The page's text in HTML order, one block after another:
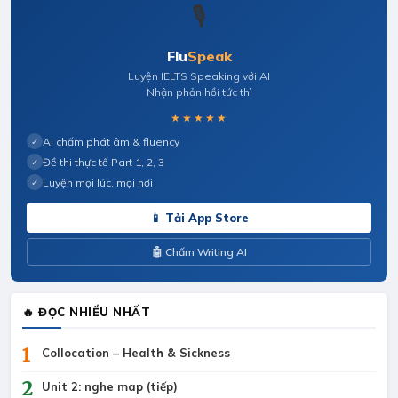
🎙️
FluSpeak
Luyện IELTS Speaking với AI
Nhận phản hồi tức thì
★★★★★
✓ AI chấm phát âm & fluency
✓ Đề thi thực tế Part 1, 2, 3
✓ Luyện mọi lúc, mọi nơi
📱 Tải App Store
🤖 Chấm Writing AI
🔥 ĐỌC NHIỀU NHẤT
1 Collocation – Health & Sickness
2 Unit 2: nghe map (tiếp)